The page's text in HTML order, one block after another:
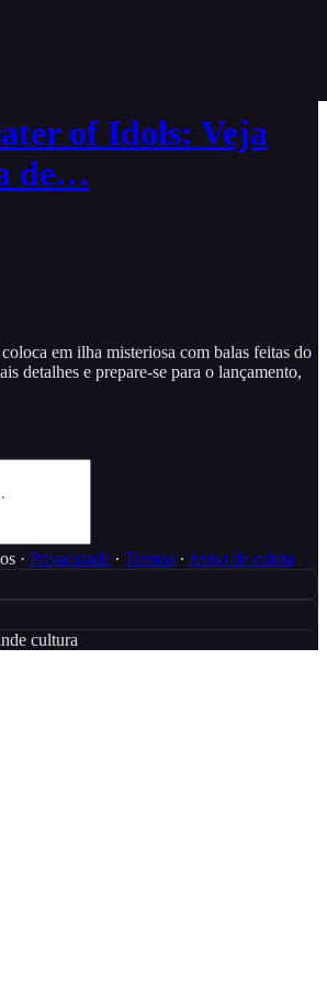
of Idols: Veja
de…
em ilha misteriosa com balas feitas do
detalhes e prepare-se para o lançamento,
· Privacidade ∙ Termos ∙ Aviso de coleta
cultura